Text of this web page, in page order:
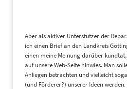
Aber als aktiver Unterstützer der
ich einen Brief an den Landkreis
einen meine Meinung darüber
auf unsere Web-Seite hinwies. Man
Anliegen betrachten und vielleicht
(und Förderer?) unserer Ideen